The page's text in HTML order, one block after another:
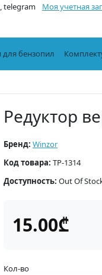
telegram Моя учетная
для бензопил
Редуктор
Бренд: Winzor
Код товара: TP-1314
Доступность: Out Of
15.00₾
Кол-во